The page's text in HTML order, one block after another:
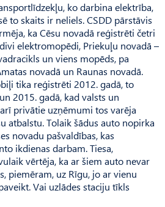
ko darbina elektrība,
to skaits ir neliels. CSDD pārstāvis
ka Cēsu novadā reģistrēti četri
elektromopēdi, Priekuļu novadā –
un viens mopēds, pa
novadā un Raunas novadā.
tika reģistrēti 2012. gadā, to
2015. gadā, kad valsts un
privātie uzņēmumi tos varēja
atbalstu. Tolaik šādus auto nopirka
novadu pašvaldības, kas
ikdienas darbam. Tiesa,
vērtēja, ka ar šiem auto nevar
piemēram, uz Rīgu, jo ar vienu
Vai uzlādes staciju tīkls